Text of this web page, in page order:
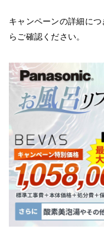
キャンペーンの詳細につ
らご確認ください。